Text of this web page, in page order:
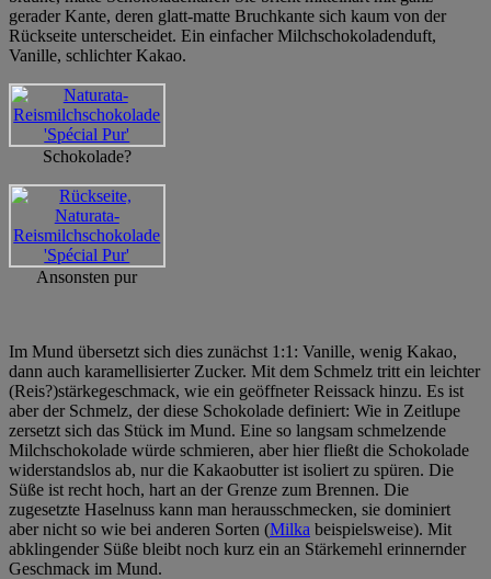
gerader Kante, deren glatt-matte Bruchkante sich kaum von der
Rückseite unterscheidet. Ein einfacher Milchschokoladenduft,
Vanille, schlichter Kakao.
Schokolade?
Ansonsten pur
Im Mund übersetzt sich dies zunächst 1:1: Vanille, wenig Kakao,
dann auch karamellisierter Zucker. Mit dem Schmelz tritt ein leichter
(Reis?)stärkegeschmack, wie ein geöffneter Reissack hinzu. Es ist
aber der Schmelz, der diese Schokolade definiert: Wie in Zeitlupe
zersetzt sich das Stück im Mund. Eine so langsam schmelzende
Milchschokolade würde schmieren, aber hier fließt die Schokolade
widerstandslos ab, nur die Kakaobutter ist isoliert zu spüren. Die
Süße ist recht hoch, hart an der Grenze zum Brennen. Die
zugesetzte Haselnuss kann man herausschmecken, sie dominiert
aber nicht so wie bei anderen Sorten (Milka beispielsweise). Mit
abklingender Süße bleibt noch kurz ein an Stärkemehl erinnernder
Geschmack im Mund.